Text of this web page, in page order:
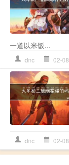
一道以米饭...
dnc 02-08
dnc 02-08